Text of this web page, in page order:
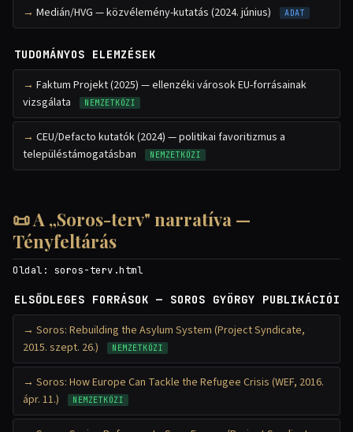
Medián/HVG — közvélemény-kutatás (2024. június) ADAT
TUDOMÁNYOS ELEMZÉSEK
Faktum Projekt (2025) — ellenzéki városok EU-forrásainak
vizsgálata
NEMZETKÖZI
CEU/Defacto kutatók (2024) — politikai favoritizmus a
településtámogatásban
NEMZETKÖZI
📜 A „Soros-terv" narratíva —
Tényfeltárás
Oldal: soros-terv.html
ELSŐDLEGES FORRÁSOK — SOROS GYÖRGY PUBLIKÁCIÓI
Soros: Rebuilding the Asylum System (Project Syndicate,
2015. szept. 26.)
NEMZETKÖZI
Soros: How Europe Can Tackle the Refugee Crisis (WEF, 2016.
ápr. 11.)
NEMZETKÖZI